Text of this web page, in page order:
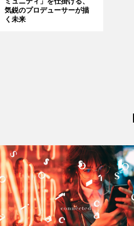
気鋭のプロデューサーが描
く未来